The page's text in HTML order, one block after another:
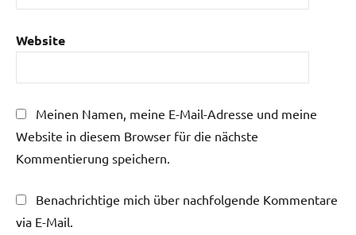
Website
Meinen Namen, meine E-Mail-Adresse und meine
Website in diesem Browser für die nächste
Kommentierung speichern.
Benachrichtige mich über nachfolgende Kommentare
via E-Mail.